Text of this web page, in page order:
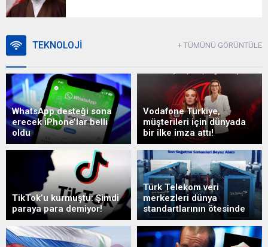
TEKNOLOJİ + TÜMÜNÜ GÖRÜNTÜLE
WhatsApp desteği sona
erecek iPhone’lar belli
oldu
Vodafone Türkiye,
müşterileri için dünyada
bir ilke imza attı!
TikTok’u kurmuştu: Şimdi
paraya para demiyor!
Türk Telekom veri
merkezleri dünya
standartlarının ötesinde